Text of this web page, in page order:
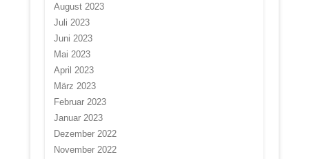
August 2023
Juli 2023
Juni 2023
Mai 2023
April 2023
März 2023
Februar 2023
Januar 2023
Dezember 2022
November 2022